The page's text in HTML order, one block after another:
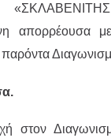
απορρέουσα
στον